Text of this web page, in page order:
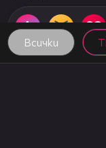
Всички
01:48